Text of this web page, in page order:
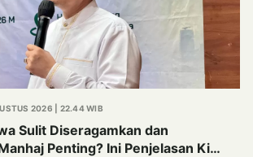
2026 | 22.44 WIB
Sulit Diseragamkan dan
Penting? Ini Penjelasan Kiai